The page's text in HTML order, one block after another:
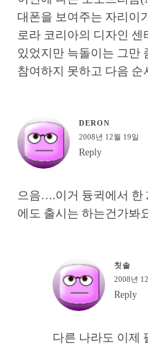
대폰을 보여주는 자리이
로라 코리아의 디자인
있었지만 늑돌이는 그만
참여하지 못하고 다음 순
DERON
2008년 12월 19일
Reply
으음….이거 듕귁에서 한
에도 출시는 하는건가봐
칫솔
2008년
Reply
다른 나라도 이제